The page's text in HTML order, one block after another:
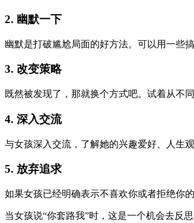
2. 幽默一下
幽默是打破尴尬局面的好方法。可以用一些
3. 改变策略
既然被发现了，那就换个方式吧。试着从不
4. 深入交流
与女孩深入交流，了解她的兴趣爱好、人生
5. 放弃追求
如果女孩已经明确表示不喜欢你或者拒绝你
当女孩说“你套路我”时，这是一个机会去反